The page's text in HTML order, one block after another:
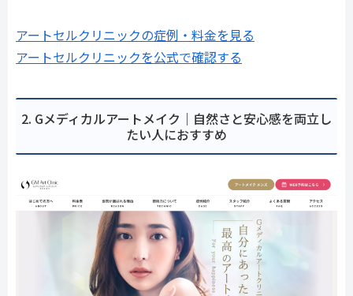
アートセルクリニックの症例・料金を見る
アートセルクリニックを公式で確認する
2. Gメディカルアートメイク｜自然さと安心感を両立し
たい人におすすめ